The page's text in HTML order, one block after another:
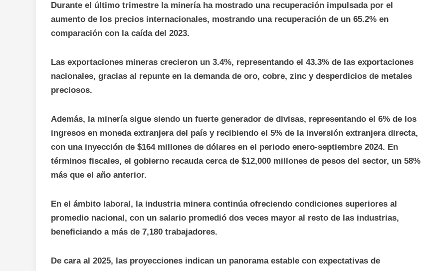
Durante el último trimestre la minería ha mostrado una recuperación impulsada por el
aumento de los precios internacionales, mostrando una recuperación de un 65.2% en
comparación con la caída del 2023.
Las exportaciones mineras crecieron un 3.4%, representando el 43.3% de las exportaciones
nacionales, gracias al repunte en la demanda de oro, cobre, zinc y desperdicios de metales
preciosos.
Además, la minería sigue siendo un fuerte generador de divisas, representando el 6% de los
ingresos en moneda extranjera del país y recibiendo el 5% de la inversión extranjera directa,
con una inyección de $164 millones de dólares en el periodo enero-septiembre 2024. En
términos fiscales, el gobierno recauda cerca de $12,000 millones de pesos del sector, un 58%
más que el año anterior.
En el ámbito laboral, la industria minera continúa ofreciendo condiciones superiores al
promedio nacional, con un salario promedió dos veces mayor al resto de las industrias,
beneficiando a más de 7,180 trabajadores.
De cara al 2025, las proyecciones indican un panorama estable con expectativas de